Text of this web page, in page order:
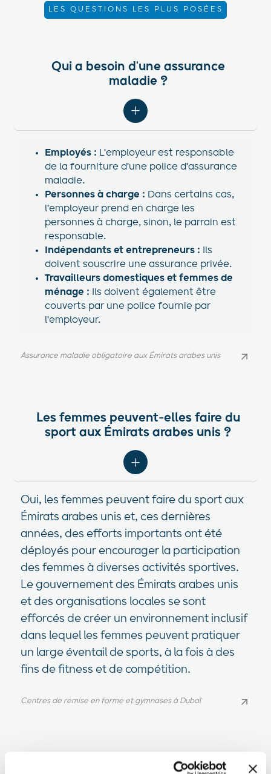
LES QUESTIONS LES PLUS POSÉES
Qui a besoin d'une assurance
maladie ?
Employés : L'employeur est responsable
de la fourniture d'une police d'assurance
maladie.
Personnes à charge : Dans certains cas,
l'employeur prend en charge les
personnes à charge, sinon, le parrain est
responsable.
Indépendants et entrepreneurs : Ils
doivent souscrire une assurance privée.
Travailleurs domestiques et femmes de
ménage : Ils doivent également être
couverts par une police fournie par
l'employeur.
Assurance maladie obligatoire aux Émirats arabes unis
Les femmes peuvent-elles faire du
sport aux Émirats arabes unis ?
Oui, les femmes peuvent faire du sport aux
Émirats arabes unis et, ces dernières
années, des efforts importants ont été
déployés pour encourager la participation
des femmes à diverses activités sportives.
Le gouvernement des Émirats arabes unis
et des organisations locales se sont
efforcés de créer un environnement inclusif
dans lequel les femmes peuvent pratiquer
un large éventail de sports, à la fois à des
fins de fitness et de compétition.
Centres de remise en forme et gymnases à Dubaï
Les aliments biologiques sont-ils